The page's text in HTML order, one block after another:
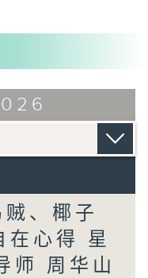
、椰子
心得 星
师 周华山